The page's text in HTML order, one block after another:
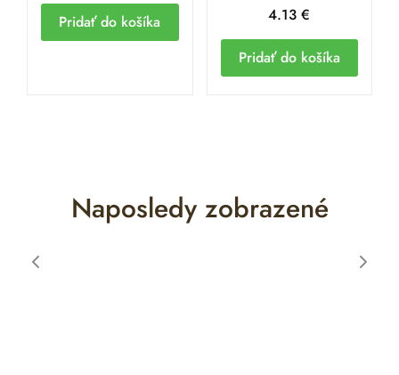
Pridať do košíka 4.13€
Pridať do košíka
Naposledy zobrazené